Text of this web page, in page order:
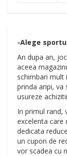
-Alege
An dupa an,
aceea
schimbari mult
prinda aripi, va
usureze
In primul rand,
excelenta care
dedicata
un cupon de
vor scadea cu